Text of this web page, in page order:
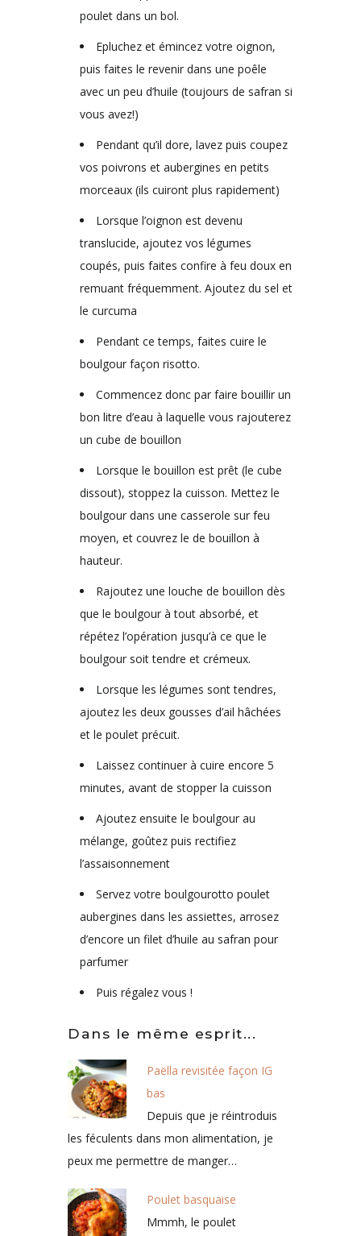
poulet dans un bol.
Epluchez et émincez votre oignon,
puis faites le revenir dans une poêle
avec un peu d’huile (toujours de safran si
vous avez!)
Pendant qu’il dore, lavez puis coupez
vos poivrons et aubergines en petits
morceaux (ils cuiront plus rapidement)
Lorsque l’oignon est devenu
translucide, ajoutez vos légumes
coupés, puis faites confire à feu doux en
remuant fréquemment. Ajoutez du sel et
le curcuma
Pendant ce temps, faites cuire le
boulgour façon risotto.
Commencez donc par faire bouillir un
bon litre d’eau à laquelle vous rajouterez
un cube de bouillon
Lorsque le bouillon est prêt (le cube
dissout), stoppez la cuisson. Mettez le
boulgour dans une casserole sur feu
moyen, et couvrez le de bouillon à
hauteur.
Rajoutez une louche de bouillon dès
que le boulgour à tout absorbé, et
répétez l’opération jusqu’à ce que le
boulgour soit tendre et crémeux.
Lorsque les légumes sont tendres,
ajoutez les deux gousses d’ail hâchées
et le poulet précuit.
Laissez continuer à cuire encore 5
minutes, avant de stopper la cuisson
Ajoutez ensuite le boulgour au
mélange, goûtez puis rectifiez
l’assaisonnement
Servez votre boulgourotto poulet
aubergines dans les assiettes, arrosez
d’encore un filet d’huile au safran pour
parfumer
Puis régalez vous !
Dans le même esprit...
Paëlla revisitée façon IG
bas
Depuis que je réintroduis
les féculents dans mon alimentation, je
peux me permettre de manger…
Poulet basquaise
Mmmh, le poulet